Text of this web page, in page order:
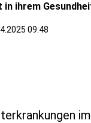
in ihrem
09:48